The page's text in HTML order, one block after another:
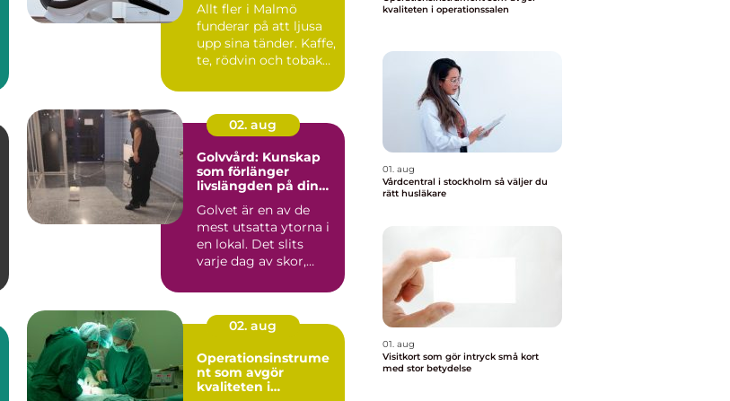
Allt fler i Malmö
funderar på att ljusa
upp sina tänder. Kaffe,
te, rödvin och tobak
02. aug
Golvvård: Kunskap
som förlänger
livslängden på dina
Golvet är en av de
mest utsatta ytorna i
en lokal. Det slits
varje dag av skor,
02. aug
Operationsinstrume
nt som avgör
kvaliteten i
kvaliteten i operationssalen
01. aug
Vårdcentral i stockholm så väljer du
rätt husläkare
01. aug
Visitkort som gör intryck små kort
med stor betydelse